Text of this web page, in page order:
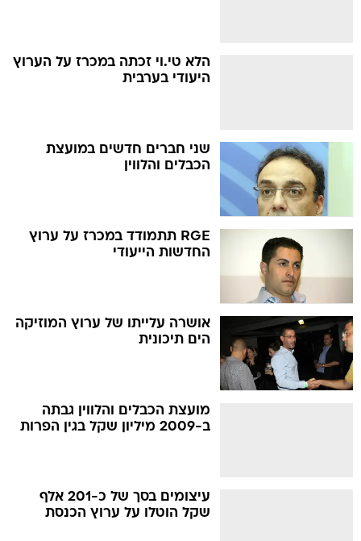
הלא טי.וי זכתה במכרז על הערוץ
היעודי בערבית
שני חברים חדשים במועצת
הכבלים והלווין
RGE תתמודד במכרז על ערוץ
החדשות הייעודי
אושרה עלייתו של ערוץ המוזיקה
הים תיכונית
מועצת הכבלים והלווין גבתה
ב-2009 מיליון שקל בגין הפרות
עיצומים בסך של כ-201 אלף
שקל הוטלו על ערוץ הכנסת